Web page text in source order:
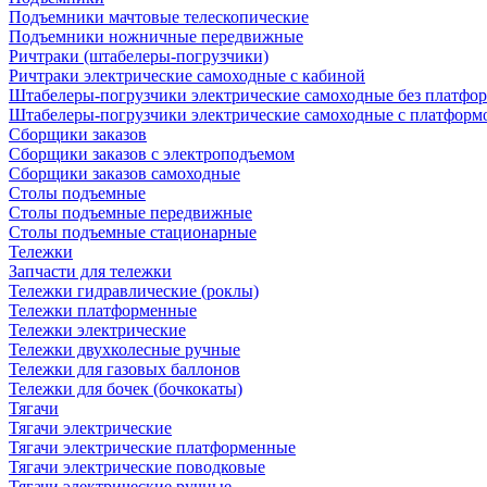
Подъемники мачтовые телескопические
Подъемники ножничные передвижные
Ричтраки (штабелеры-погрузчики)
Ричтраки электрические самоходные с кабиной
Штабелеры-погрузчики электрические самоходные без
Штабелеры-погрузчики электрические самоходные с
Сборщики заказов
Сборщики заказов с электроподъемом
Сборщики заказов самоходные
Столы подъемные
Столы подъемные передвижные
Столы подъемные стационарные
Тележки
Запчасти для тележки
Тележки гидравлические (роклы)
Тележки платформенные
Тележки электрические
Тележки двухколесные ручные
Тележки для газовых баллонов
Тележки для бочек (бочкокаты)
Тягачи
Тягачи электрические
Тягачи электрические платформенные
Тягачи электрические поводковые